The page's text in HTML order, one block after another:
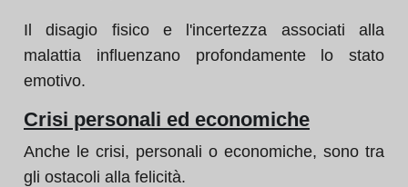
Il disagio fisico e l'incertezza associati alla
malattia influenzano profondamente lo stato
emotivo.
Crisi personali ed economiche
Anche le crisi, personali o economiche, sono tra
gli ostacoli alla felicità.